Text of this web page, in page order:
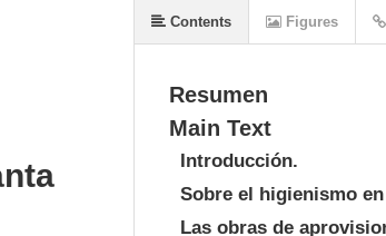
Resumen
Main Text
Introducción.
Sobre el higienismo
Las obras de
Contents Figures